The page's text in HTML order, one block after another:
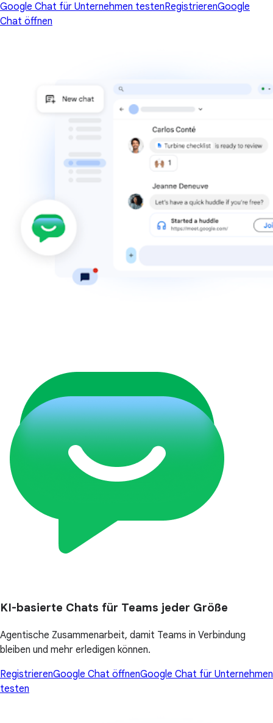
Google Chat für Unternehmen testenRegistrierenGoogle
Chat öffnen
KI-basierte Chats für Teams jeder Größe
Agentische Zusammenarbeit, damit Teams in Verbindung
bleiben und mehr erledigen können.
RegistrierenGoogle Chat öffnenGoogle Chat für Unternehmen
testen